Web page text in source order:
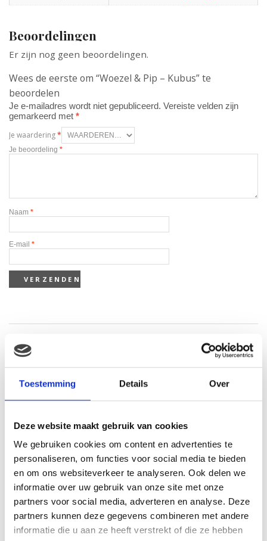
Toestemming Details Over
Deze website maakt gebruik van cookies
We gebruiken cookies om content en advertenties te
personaliseren, om functies voor social media te bieden
en om ons websiteverkeer te analyseren. Ook delen we
informatie over uw gebruik van onze site met onze
partners voor social media, adverteren en analyse. Deze
partners kunnen deze gegevens combineren met andere
informatie die u aan ze heeft verstrekt of die ze hebben
Beoordelingen
Er zijn nog geen beoordelingen.
Wees de eerste om “Woezel & Pip – Kubus” te
beoordelen
Je e-mailadres wordt niet gepubliceerd. Vereiste velden zijn
gemarkeerd met *
Je waardering*
Je beoordeling *
Naam *
E-mail *
Gerelateerde producten
Triple crown beauties
Mare &amp foal pinto
23.43